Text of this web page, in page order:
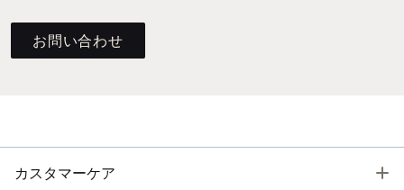
お問い合わせ
カスタマーケア